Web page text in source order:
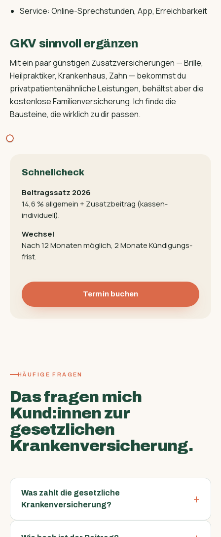
Service: Online-Sprechstunden, App, Erreichbarkeit
GKV sinnvoll ergänzen
Mit ein paar günstigen Zusatz­versicherungen — Brille,
Heilpraktiker, Krankenhaus, Zahn — bekommst du
privatpatienten­ähnliche Leistungen, behältst aber die
kostenlose Familien­versicherung. Ich finde die
Bausteine, die wirklich zu dir passen.
Schnellcheck
Beitragssatz 2026
14,6 % allgemein + Zusatz­beitrag (kassen­
individuell).
Wechsel
Nach 12 Monaten möglich, 2 Monate Kündigungs­
frist.
Termin buchen
HÄUFIGE FRAGEN
Das fragen mich
Kund:innen zur
gesetzlichen
Krankenversicherung.
Was zahlt die gesetzliche
Krankenversicherung?